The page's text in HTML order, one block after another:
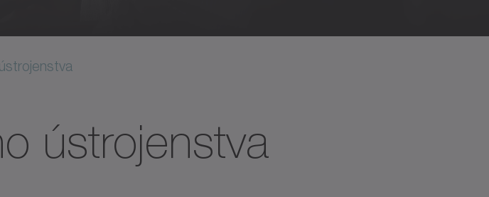
ústrojenstva